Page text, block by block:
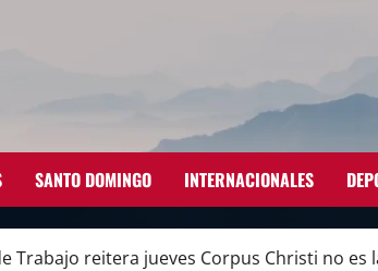
SANTO DOMINGO INTERNACIONALES
Trabajo reitera jueves Corpus Christi no es